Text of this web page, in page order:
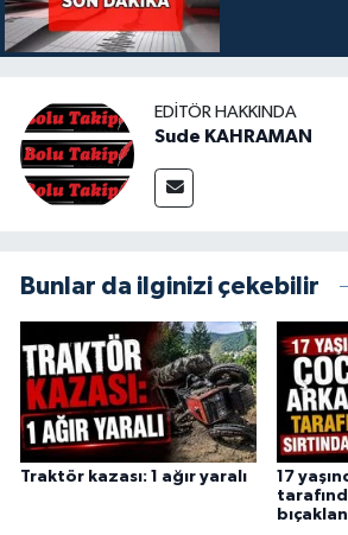
EDITÖR HAKKINDA
Sude KAHRAMAN
Bunlar da ilginizi çekebilir
Traktör kazası: 1 ağır yaralı
17